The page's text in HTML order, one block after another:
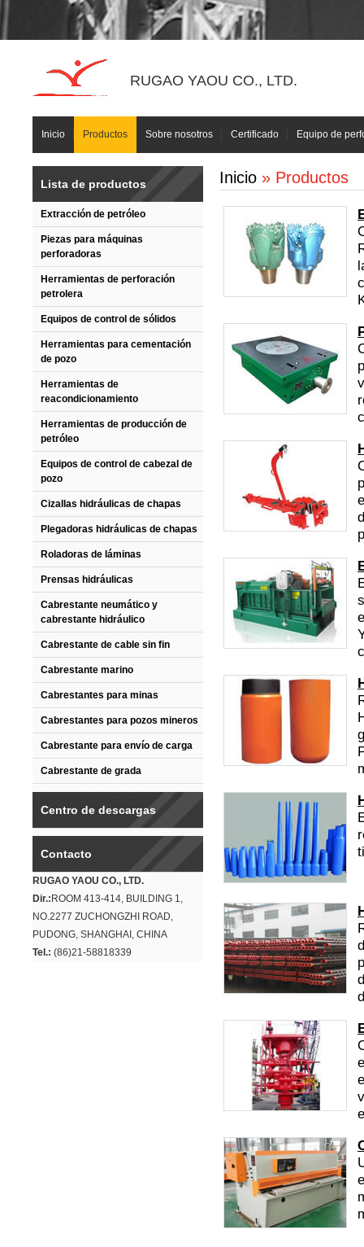
RUGAO YAOU CO., LTD.
Inicio Productos Sobre nosotros Certificado Equipo de
Lista de productos
Extracción de petróleo
Piezas para máquinas
perforadoras
Herramientas de perforación
petrolera
Equipos de control de sólidos
Herramientas para cementación
de pozo
Herramientas de
reacondicionamiento
Herramientas de producción de
petróleo
Equipos de control de cabezal de
pozo
Cizallas hidráulicas de chapas
Plegadoras hidráulicas de chapas
Roladoras de láminas
Prensas hidráulicas
Cabrestante neumático y
cabrestante hidráulico
Cabrestante de cable sin fin
Cabrestante marino
Cabrestantes para minas
Cabrestantes para pozos mineros
Cabrestante para envío de carga
Cabrestante de grada
Centro de descargas
Contacto
RUGAO YAOU CO., LTD.
Dir.: ROOM 413-414, BUILDING 1,
NO.2277 ZUCHONGZHI ROAD,
PUDONG, SHANGHAI, CHINA
Tel.: (86)21-58818339
Inicio » Productos